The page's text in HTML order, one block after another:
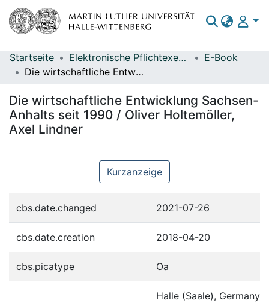
Bereiche & Sammlungen
Statistiken
Startseite Elektronische Pflichtexemplare
E-Book
Die wirtschaftliche Entwicklung Sachsen-Anhalts seit 1990 / Oliver Holtemöller, Axel Lindner
Die wirtschaftliche Entwicklung Sachsen-
Anhalts seit 1990 / Oliver Holtemöller,
Axel Lindner
Kurzanzeige
cbs.date.changed 2021-07-26
cbs.date.creation 2018-04-20
cbs.picatype Oa
Halle (Saale), Germany